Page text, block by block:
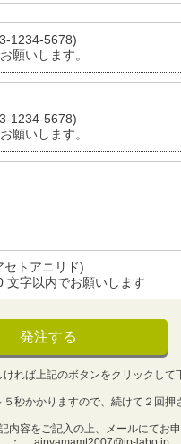
1234-5678)
願いします。
1234-5678)
願いします。
セトアニリド)
文字以内でお願いします
れば上記のボタンをクリックして
秒かかりますので、 続けて２回押
内容をご記入の上、メールにてお